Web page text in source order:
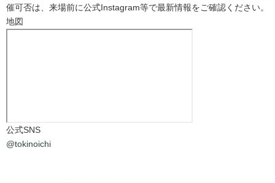
催可否は、来場前に公式Instagram等で最新情報をご確認ください。
地図
公式SNS
@tokinoichi